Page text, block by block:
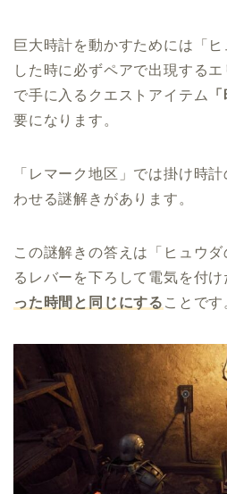
巨大時計を動かすためには「
した時に必ずペアで出現するエ
で手に入るクエストアイテム
要になります。
「レマーク地区」では掛け時
わせる謎解きがあります。
この謎解きの答えは「ヒュウ
るレバーを下ろして電気を付
った時間と同じにする ことです